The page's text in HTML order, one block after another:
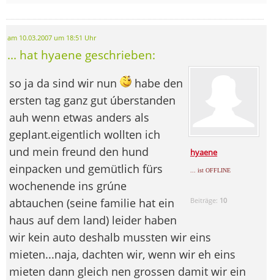
am 10.03.2007 um 18:51 Uhr
... hat hyaene geschrieben:
hyaene
... ist OFFLINE
Beiträge: 10
so ja da sind wir nun
habe den
ersten tag ganz gut úberstanden
auh wenn etwas anders als
geplant.eigentlich wollten ich
und mein freund den hund
einpacken und gemütlich fürs
wochenende ins grúne
abtauchen (seine familie hat ein
haus auf dem land) leider haben
wir kein auto deshalb mussten wir eins
mieten...naja, dachten wir, wenn wir eh eins
mieten dann gleich nen grossen damit wir ein